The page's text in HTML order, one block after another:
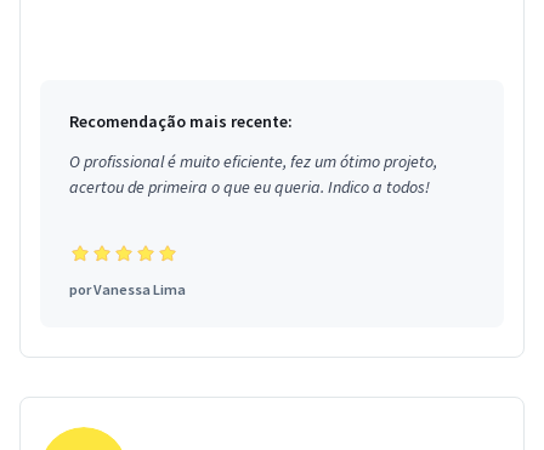
Recomendação mais recente:
O profissional é muito eficiente, fez um ótimo projeto,
acertou de primeira o que eu queria. Indico a todos!
porVanessa Lima